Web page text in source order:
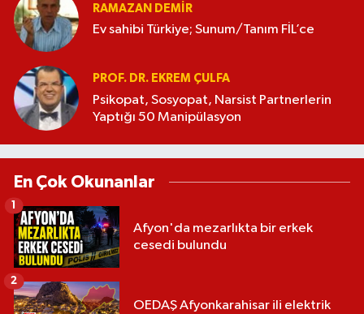
RAMAZAN DEMİR
Ev sahibi Türkiye; Sunum/Tanım FİL’ce
PROF. DR. EKREM ÇULFA
Psikopat, Sosyopat, Narsist Partnerlerin
Yaptığı 50 Manipülasyon
En Çok Okunanlar
Afyon'da mezarlıkta bir erkek
cesedi bulundu
1
OEDAŞ Afyonkarahisar ili elektrik
2